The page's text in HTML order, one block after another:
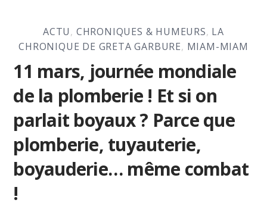
ACTU, CHRONIQUES & HUMEURS, LA
CHRONIQUE DE GRETA GARBURE, MIAM-MIAM
11 mars, journée mondiale
de la plomberie ! Et si on
parlait boyaux ? Parce que
plomberie, tuyauterie,
boyauderie… même combat
!